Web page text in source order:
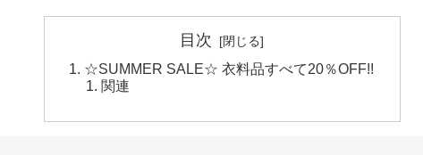
目次
☆SUMMER SALE☆ 衣料品すべて20％OFF!!
関連